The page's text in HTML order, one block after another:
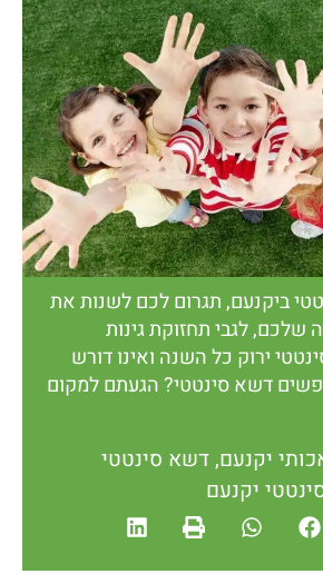
ביקנעם, תגרום לכם לשנות את
שלכם, לגבי תחזוקת גינות
ירוק כל השנה ואינו דורש
דשא סינטטי? הגעתם למקום
יקנעם, דשא סינטטי
יקנעם